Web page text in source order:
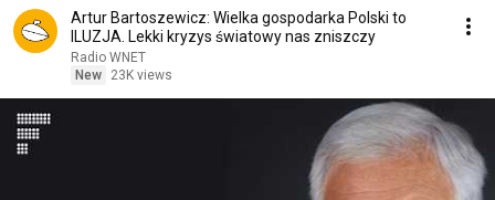
Artur Bartoszewicz: Wielka gospodarka Polski to
ILUZJA. Lekki kryzys światowy nas zniszczy
Radio WNET
New
23K views